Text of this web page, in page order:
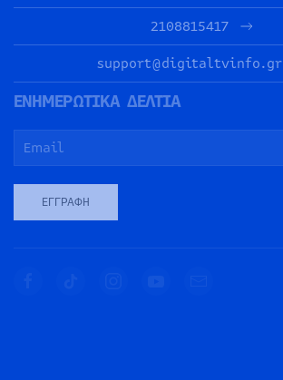
2108815417
support@digitaltvinfo.gr
ΕΝΗΜΕΡΩΤΙΚΑ ΔΕΛΤΙΑ
ΕΓΓΡΑΦΉ